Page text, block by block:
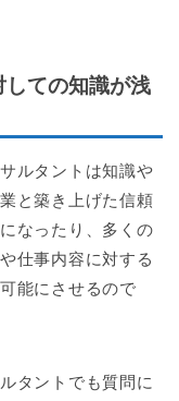
ての知識が浅
ルタントは知識や
と築き上げた信頼
なったり、多くの
仕事内容に対する
能にさせるので
タントでも質問に